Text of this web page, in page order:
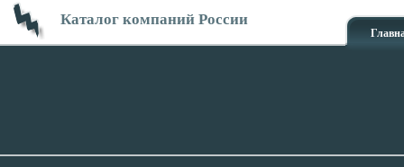
Каталог компаний России